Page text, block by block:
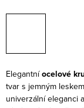
Elegantníocelové
tvar s jemným
univerzální eleganci